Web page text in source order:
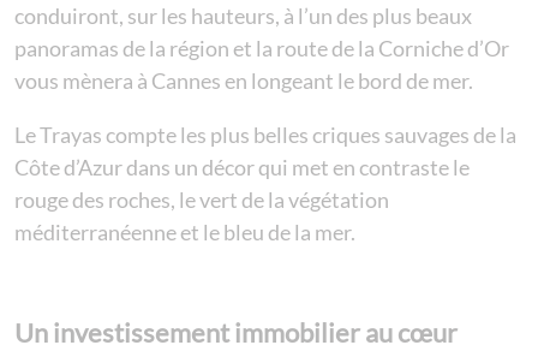
conduiront, sur les hauteurs, à l’un des plus beaux
panoramas de la région et la route de la Corniche d’Or
vous mènera à Cannes en longeant le bord de mer.
Le Trayas compte les plus belles criques sauvages de la
Côte d’Azur dans un décor qui met en contraste le
rouge des roches, le vert de la végétation
méditerranéenne et le bleu de la mer.
Un investissement immobilier au cœur